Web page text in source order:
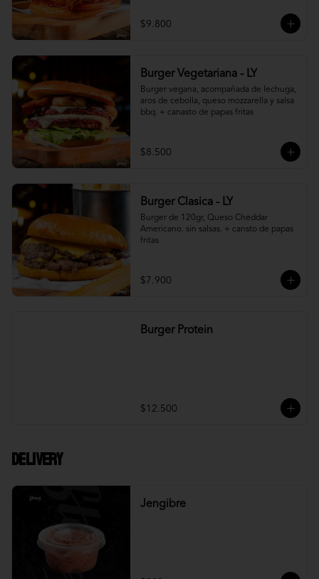
$9.800
Burger Vegetariana - LY
Burger vegana, acompañada de lechuga,
aros de cebolla, queso mozzarella y salsa
bbq. + canasto de papas fritas
$8.500
Burger Clasica - LY
Burger de 120gr, Queso Cheddar
Americano. sin salsas. + cansto de papas
fritas
$7.900
Burger Protein
$12.500
DELIVERY
Jengibre